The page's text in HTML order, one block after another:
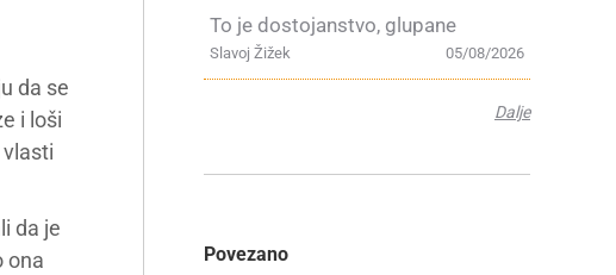
da se
i loši
da je
ona
To je dostojanstvo, glupane
05/08/2026
Slavoj Žižek
Dalje
Povezano